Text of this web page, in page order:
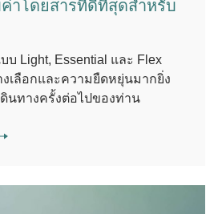
าโดยสารที่ดีที่สุดสำหรับ
บ Light, Essential และ Flex
งเลือกและความยืดหยุ่นมากยิ่ง
นทางครั้งต่อไปของท่าน